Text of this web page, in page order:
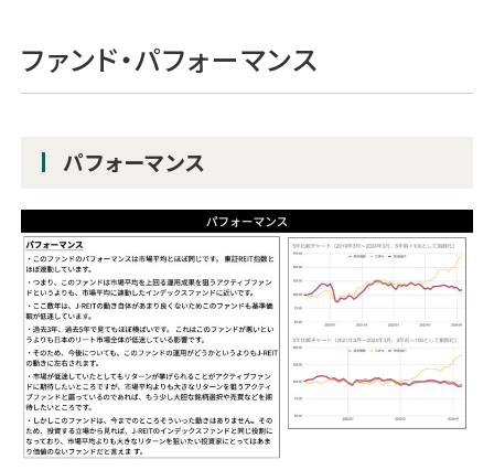
ファンド・パフォーマンス
パフォーマンス